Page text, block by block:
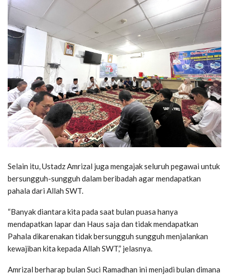
Selain itu, Ustadz Amrizal juga mengajak seluruh pegawai untuk
bersungguh-sungguh dalam beribadah agar mendapatkan
pahala dari Allah SWT.
“Banyak diantara kita pada saat bulan puasa hanya
mendapatkan lapar dan Haus saja dan tidak mendapatkan
Pahala dikarenakan tidak bersungguh sungguh menjalankan
kewajiban kita kepada Allah SWT,” jelasnya.
Amrizal berharap bulan Suci Ramadhan ini menjadi bulan dimana